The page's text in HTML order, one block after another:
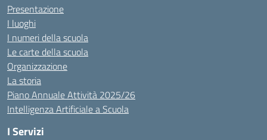
Presentazione
I luoghi
I numeri della scuola
Le carte della scuola
Organizzazione
La storia
Piano Annuale Attività 2025/26
Intelligenza Artificiale a Scuola
I Servizi